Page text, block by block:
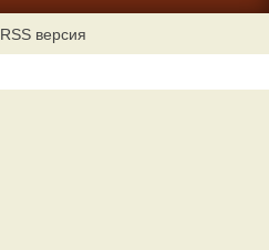
RSS версия